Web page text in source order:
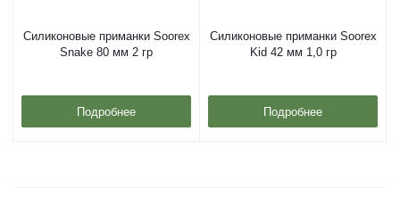
Силиконовые приманки Soorex
Snake 80 мм 2 гр
Подробнее
Силиконовые приманки Soorex
Kid 42 мм 1,0 гр
Подробнее